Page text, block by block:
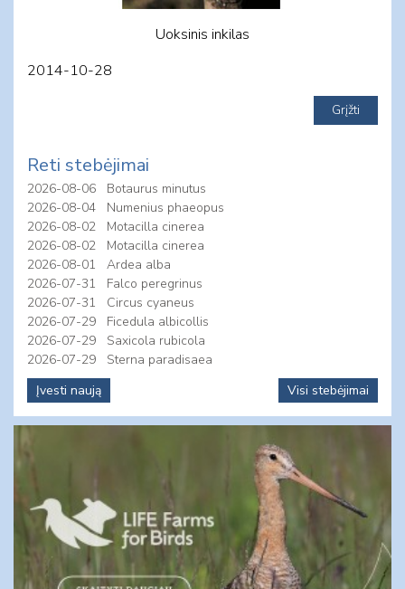
Uoksinis inkilas
2014-10-28
Reti stebėjimai
2026-08-06
Botaurus minutus
2026-08-04
Numenius phaeopus
2026-08-02
Motacilla cinerea
2026-08-02
Motacilla cinerea
2026-08-01
Ardea alba
2026-07-31
Falco peregrinus
2026-07-31
Circus cyaneus
2026-07-29
Ficedula albicollis
2026-07-29
Saxicola rubicola
2026-07-29
Sterna paradisaea
Įvesti naują
Visi stebėjimai